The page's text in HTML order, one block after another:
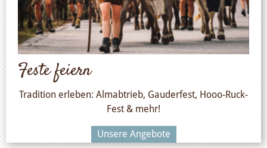
Feste feiern
Tradition erleben: Almabtrieb, Gauderfest, Hooo-Ruck-
Fest & mehr!
Unsere Angebote